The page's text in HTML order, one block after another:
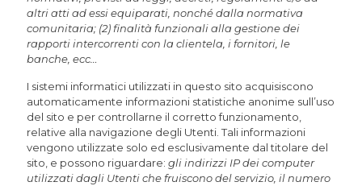
altri atti ad essi equiparati, nonché dalla normativa
comunitaria; (2) finalità funzionali alla gestione dei
rapporti intercorrenti con la clientela, i fornitori, le
banche, ecc…
I sistemi informatici utilizzati in questo sito acquisiscono
automaticamente informazioni statistiche anonime sull’uso
del sito e per controllarne il corretto funzionamento,
relative alla navigazione degli Utenti. Tali informazioni
vengono utilizzate solo ed esclusivamente dal titolare del
sito, e possono riguardare: gli indirizzi IP dei computer
utilizzati dagli Utenti che fruiscono del servizio, il numero